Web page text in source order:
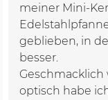
meiner Mini-
geblieben, in
besser.
Geschmacklich
optisch habe